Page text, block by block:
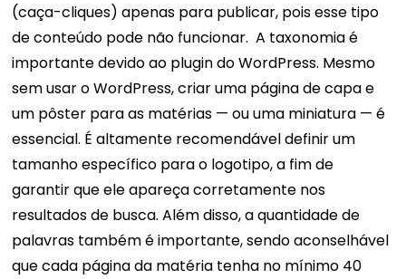
(caça-cliques) apenas para publicar, pois esse tipo
de conteúdo pode não funcionar. A taxonomia é
importante devido ao plugin do WordPress. Mesmo
sem usar o WordPress, criar uma página de capa e
um pôster para as matérias — ou uma miniatura — é
essencial. É altamente recomendável definir um
tamanho específico para o logotipo, a fim de
garantir que ele apareça corretamente nos
resultados de busca. Além disso, a quantidade de
palavras também é importante, sendo aconselhável
que cada página da matéria tenha no mínimo 40